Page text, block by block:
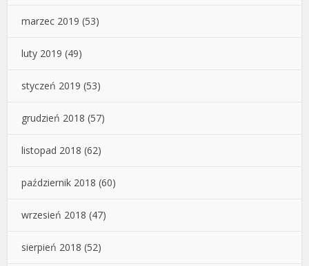
marzec 2019 (53)
luty 2019 (49)
styczeń 2019 (53)
grudzień 2018 (57)
listopad 2018 (62)
październik 2018 (60)
wrzesień 2018 (47)
sierpień 2018 (52)